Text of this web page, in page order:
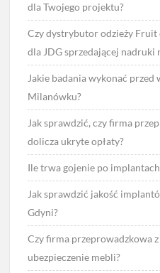
dla Twojego projektu?
Czy dystrybutor odzieży Fruit
dla JDG sprzedającej nadruki
Jakie badania wykonać
Milanówku?
Jak sprawdzić, czy firma
dolicza ukryte opłaty?
Ile trwa gojenie po
Jak sprawdzić jakość
Gdyni?
Czy firma przeprowadzkowa
ubezpieczenie mebli?